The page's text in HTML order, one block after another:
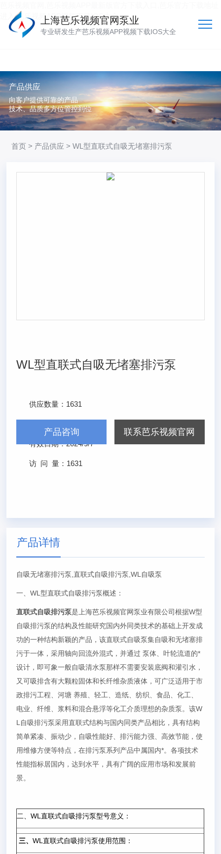
进入,芭乐视频APP视频下载IOS大全
上海芭乐视频官网泵业
专业研发生产芭乐视频APP视频下载IOS大全
产品供应
向客户提供可靠的产品
技术、品质多方位管控到位
首页 > 产品供应 > WL型直联式自吸无堵塞排污泵
WL型直联式自吸无堵塞排污泵
供应数量： 1631
有效日期：2024/9/7
访 问 量： 1631
产品咨询 联系芭乐视频官网
产品详情
自吸无堵塞排污泵,直联式自吸排污泵,WL自吸泵
一、WL型直联式自吸排污泵概述：
直联式自吸排污泵是上海芭乐视频官网泵业有限公司根据W型
自吸排污泵的结构及性能研究国内外同类技术的基础上开发成
功的一种结构新颖的产品，该直联式自吸泵集自吸和无堵塞排
污于一体，采用轴向回流外混式，并通过 泵体、叶轮流道的*
设计，即可象一般自吸清水泵那样不需要安装底阀和灌引水，
又可吸排含有大颗粒固体和长纤维杂质液体，可广泛适用于市
政排污工程、河塘 养殖、轻工、造纸、纺织、食品、化工、
电业、纤维、浆料和混合悬浮等化工介质理想的杂质泵。该W
L自吸排污泵采用直联式结构与国内同类产品相比，具有结构
简单紧凑、振动少，自吸性能好、排污能力强、高效节能，使
用维修方便等特点，在排污泵系列产品中属国内*。各项技术
性能指标居国内，达到水平，具有广阔的应用市场和发展前
景。
二、WL直联式自吸排污泵型号意义：
三、WL直联式自吸排污泵使用范围：